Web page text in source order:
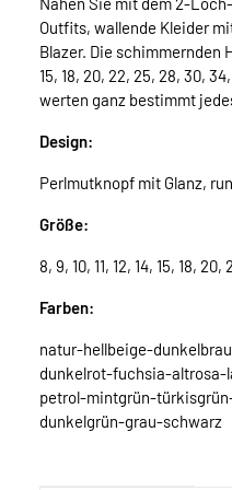
Outfits, wallende Kleider
Blazer. Die schimmernden
15, 18, 20, 22, 25, 28, 30,
werten ganz bestimmt
Design:
Perlmutknopf mit Glanz,
Größe:
8, 9, 10, 11, 12, 14, 15, 18,
Farben:
natur-hellbeige-
dunkelrot-fuchsia-altrosa-
petrol-mintgrün-
dunkelgrün-grau-schwarz